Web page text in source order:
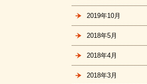
2019年10月
2018年5月
2018年4月
2018年3月